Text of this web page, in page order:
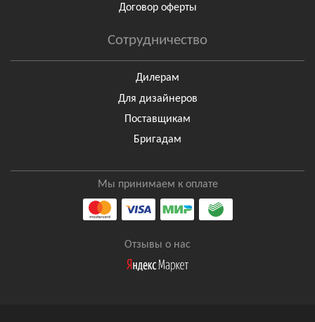
Договор оферты
Сотрудничество
Дилерам
Для дизайнеров
Поставщикам
Бригадам
Мы принимаем к оплате
Отзывы о нас